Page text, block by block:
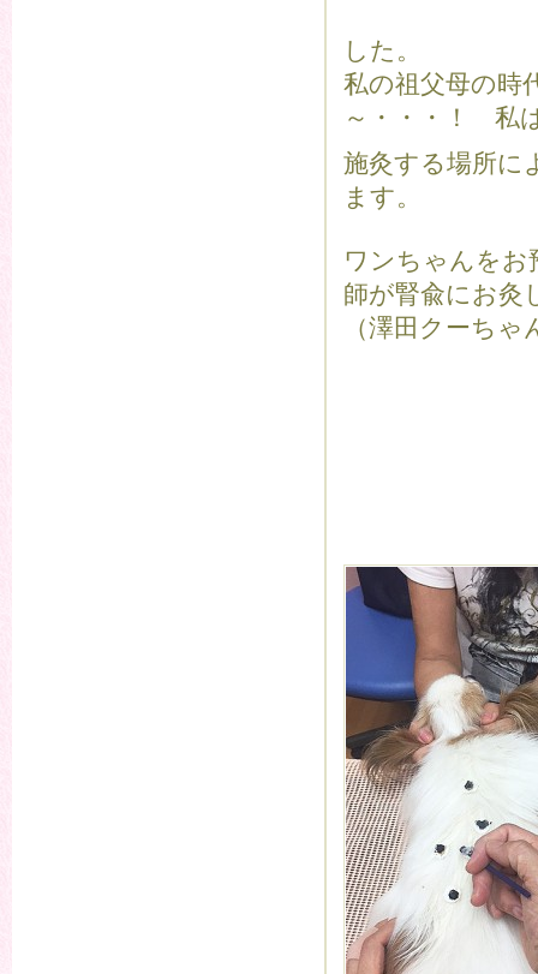
した。
私の祖父母の時
～・・・！ 私
施灸する場所に
ます。
ワンちゃんをお
師が腎兪にお灸
（澤田クーちゃ